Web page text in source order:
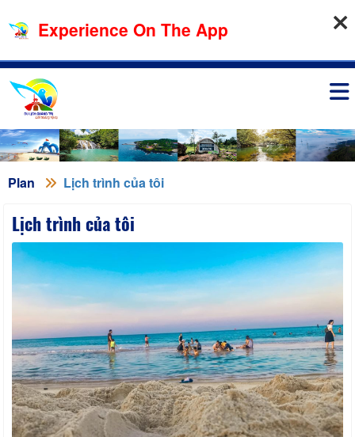
08-08-2026, 09:16:21
Plan Lịch trình của tôi
Lịch trình của tôi
Experience On The App